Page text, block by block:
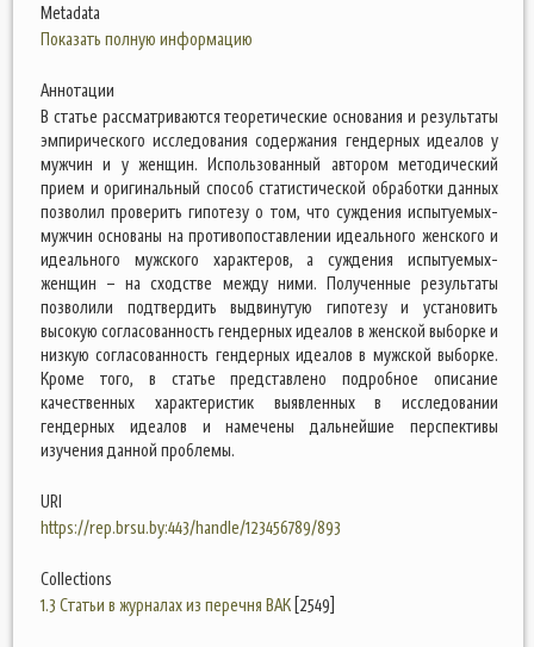
Metadata
Показать полную информацию
Аннотации
В статье рассматриваются теоретические основания и результаты
эмпирического исследования содержания гендерных идеалов у
мужчин и у женщин. Использованный автором методический
прием и оригинальный способ статистической обработки данных
позволил проверить гипотезу о том, что суждения испытуемых-
мужчин основаны на противопоставлении идеального женского и
идеального мужского характеров, а суждения испытуемых-
женщин – на сходстве между ними. Полученные результаты
позволили подтвердить выдвинутую гипотезу и установить
высокую согласованность гендерных идеалов в женской выборке и
низкую согласованность гендерных идеалов в мужской выборке.
Кроме того, в статье представлено подробное описание
качественных характеристик выявленных в исследовании
гендерных идеалов и намечены дальнейшие перспективы
изучения данной проблемы.
URI
https://rep.brsu.by:443/handle/123456789/893
Collections
1.3 Статьи в журналах из перечня ВАК [2549]